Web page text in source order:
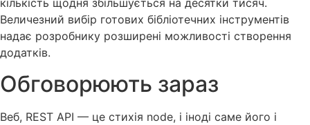
кількість щодня збільшується на десятки тисяч.
Величезний вибір готових бібліотечних інструментів
надає розробнику розширені можливості створення
додатків.
Обговорюють зараз
Веб, REST API — це стихія node, і іноді саме його і